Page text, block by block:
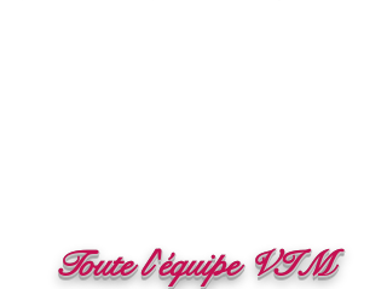
Toute l'équipe VIM